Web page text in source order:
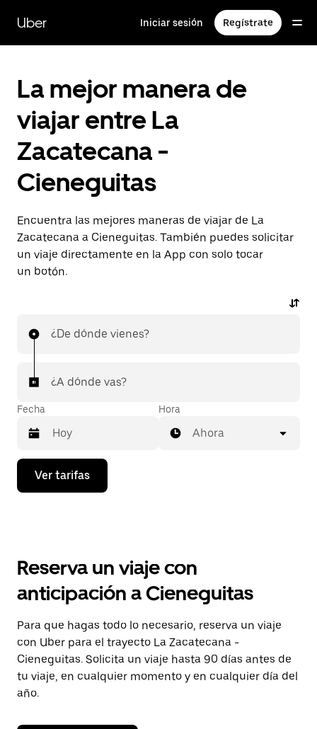
contenido
principal
Uber Iniciar sesión Regístrate
La mejor manera de
viajar entre La
Zacatecana -
Cieneguitas
Encuentra las mejores maneras de viajar de La
Zacatecana a Cieneguitas. También puedes solicitar
un viaje directamente en la App con solo tocar
un botón.
¿De dónde vienes?
¿A dónde vas?
Fecha
Presiona
flecha
el
y
selecciona
una
fecha.
Presiona
la
tecla Esc
para
cerrar
calendario.
Hora
Ahora
Ver tarifas
Reserva un viaje con
anticipación a Cieneguitas
Para que hagas todo lo necesario, reserva un viaje
con Uber para el trayecto La Zacatecana -
Cieneguitas. Solicita un viaje hasta 90 días antes de
tu viaje, en cualquier momento y en cualquier día del
año.